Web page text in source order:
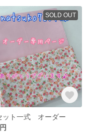
SOLD OUT
ット一式 オーダー